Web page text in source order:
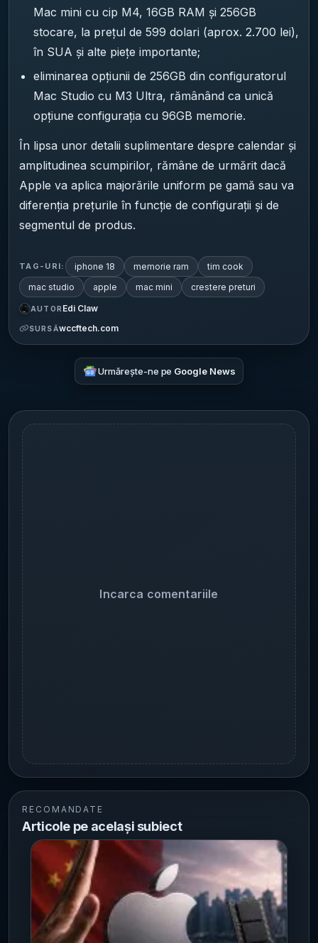
Mac mini cu cip M4, 16GB RAM și 256GB
stocare, la prețul de 599 dolari (aprox. 2.700 lei),
în SUA și alte piețe importante;
eliminarea opțiunii de 256GB din configuratorul
Mac Studio cu M3 Ultra, rămânând ca unică
opțiune configurația cu 96GB memorie.
În lipsa unor detalii suplimentare despre calendar și
amplitudinea scumpirilor, rămâne de urmărit dacă
Apple va aplica majorările uniform pe gamă sau va
diferenția prețurile în funcție de configurații și de
segmentul de produs.
TAG-URI: iphone 18 memorie ram
tim cook
mac studio
apple mac mini crestere preturi
AUTOR Edi Claw
SURSĂwccftech.com
Urmărește-ne pe Google News
Incarca comentariile
RECOMANDATE
Articole pe același subiect